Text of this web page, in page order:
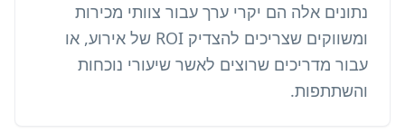
נתונים אלה הם יקרי ערך עבור צוותי מכירות
ומשווקים שצריכים להצדיק ROI של אירוע, או
עבור מדריכים שרוצים לאשר שיעורי נוכחות
והשתתפות.